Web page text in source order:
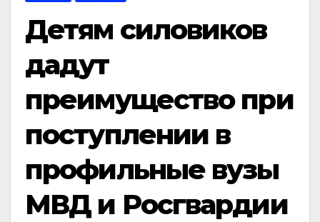
Детям силовиков
дадут
преимущество при
поступлении в
профильные вузы
МВД и Росгвардии